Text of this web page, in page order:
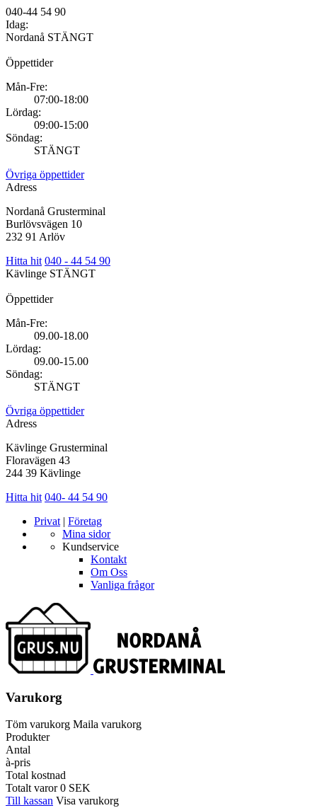
040-44 54 90
Idag:
Nordanå STÄNGT
Öppettider
Mån-Fre:
07:00-18:00
Lördag:
09:00-15:00
Söndag:
STÄNGT
Övriga öppettider
Adress
Nordanå Grusterminal
Burlövsvägen 10
232 91 Arlöv
Hitta hit 040 - 44 54 90
Kävlinge STÄNGT
Öppettider
Mån-Fre:
09.00-18.00
Lördag:
09.00-15.00
Söndag:
STÄNGT
Övriga öppettider
Adress
Kävlinge Grusterminal
Floravägen 43
244 39 Kävlinge
Hitta hit 040- 44 54 90
Privat | Företag
Mina sidor
Kundservice
Kontakt
Om Oss
Vanliga frågor
Varukorg
Töm varukorg Maila varukorg
Produkter
Antal
à-pris
Total kostnad
Totalt varor0 SEK
Till kassan Visa varukorg